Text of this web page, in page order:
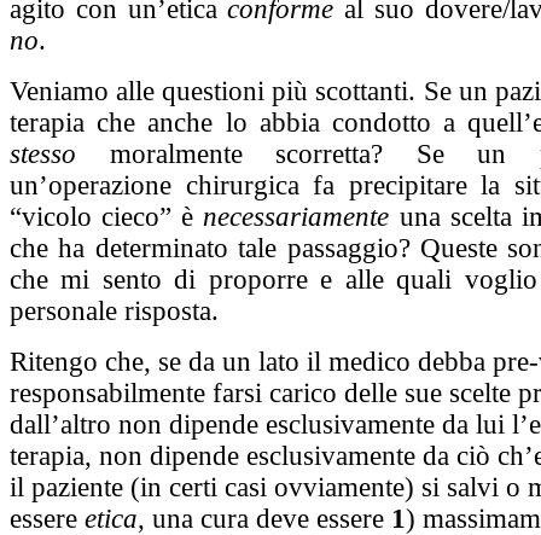
agito con un’eticaconforme al suo dovere/
no.
Veniamo alle questioni più scottanti. Se un
terapia che anche lo abbia condotto a
stesso moralmente scorretta? Se un
un’operazione chirurgica fa precipitare la
“vicolo cieco” ènecessariamente una scelta
che ha determinato tale passaggio? Queste
che mi sento di proporre e alle quali
personale risposta.
Ritengo che, se da un lato il medico debba
responsabilmente farsi carico delle sue scelte
dall’altro non dipende esclusivamente da lui
terapia, non dipende esclusivamente da ciò
il paziente (in certi casi ovviamente) si salvi o
essere etica, una cura deve essere 1)